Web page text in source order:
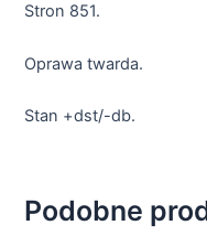
Stron 851.
Oprawa twarda.
Stan +dst/-db.
Podobne